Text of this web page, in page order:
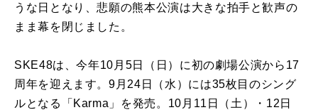
うな日となり、悲願の熊本公演は大きな拍手と歓声の
まま幕を閉じました。
SKE48は、今年10月5日（日）に初の劇場公演から17
周年を迎えます。9月24日（水）には35枚目のシング
ルとなる「Karma」を発売。10月11日（土）・12日